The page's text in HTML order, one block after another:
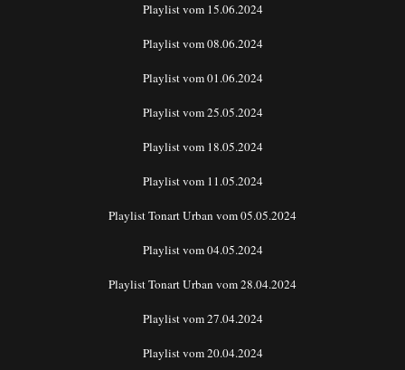
Playlist vom 15.06.2024
Playlist vom 08.06.2024
Playlist vom 01.06.2024
Playlist vom 25.05.2024
Playlist vom 18.05.2024
Playlist vom 11.05.2024
Playlist Tonart Urban vom 05.05.2024
Playlist vom 04.05.2024
Playlist Tonart Urban vom 28.04.2024
Playlist vom 27.04.2024
Playlist vom 20.04.2024